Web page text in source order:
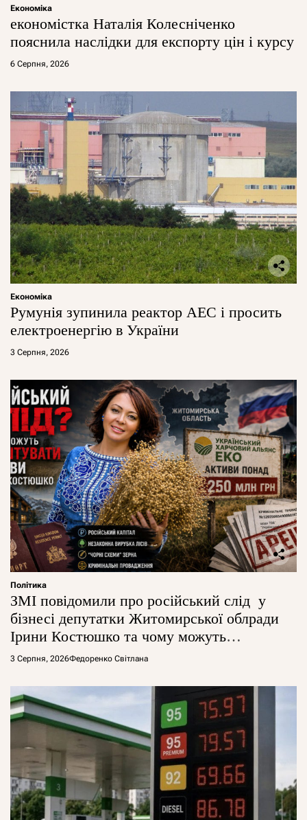
Економіка
економістка Наталія Колесніченко
пояснила наслідки для експорту цін і курсу
6 Серпня, 2026
Економіка
Румунія зупинила реактор АЕС і просить
електроенергію в України
3 Серпня, 2026
Політика
ЗМІ повідомили про російський слід у
бізнесі депутатки Житомирської облради
Ірини Костюшко та чому можуть
арештувати її активи
3 Серпня, 2026Федоренко Світлана